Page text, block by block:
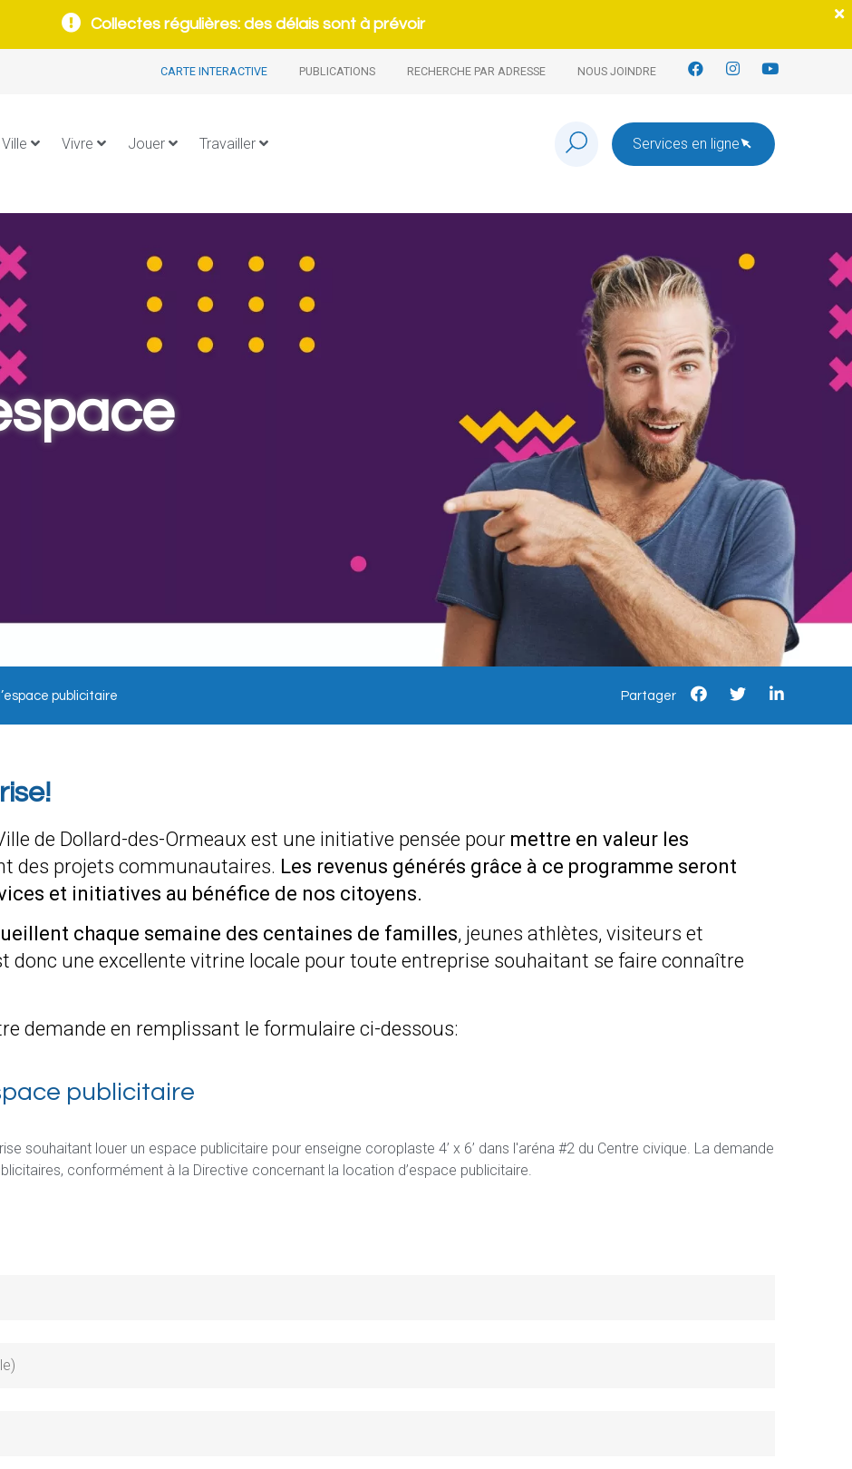
Collectes régulières: des délais sont à prévoir
CARTE INTERACTIVE PUBLICATIONS RECHERCHE PAR ADRESSE NOUS JOINDRE
Vivre Jouer Travailler Services en ligne
publicitaire Partager
de Dollard-des-Ormeaux est une initiative pensée pour mettre en valeur les
des projets communautaires. Les revenus générés grâce à ce programme seront
et initiatives au bénéfice de nos citoyens.
chaque semaine des centaines de familles, jeunes athlètes, visiteurs et
donc une excellente vitrine locale pour toute entreprise souhaitant se faire connaître
demande en remplissant le formulaire ci-dessous:
publicitaire
souhaitant louer un espace publicitaire pour enseigne coroplaste 4’ x 6’ dans l'aréna #2 du Centre civique. La demande
conformément à la Directive concernant la location d’espace publicitaire.